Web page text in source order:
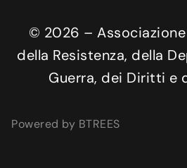
© 2026 –
della Resistenza, della
Guerra, dei Diritti e
Powered by BTREES